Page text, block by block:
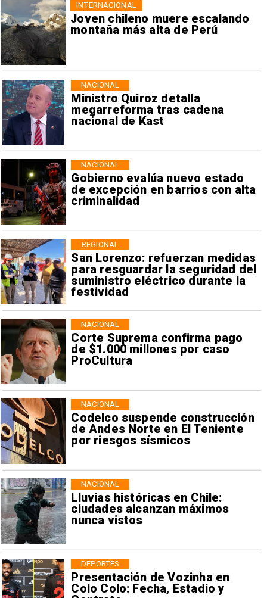
Joven chileno muere escalando
montaña más alta de Perú
INTERNACIONAL
Ministro Quiroz detalla
megarreforma tras cadena
nacional de Kast
NACIONAL
Gobierno evalúa nuevo estado
de excepción en barrios con alta
criminalidad
NACIONAL
San Lorenzo: refuerzan medidas
para resguardar la seguridad del
suministro eléctrico durante la
festividad
REGIONAL
Corte Suprema confirma pago
de $1.000 millones por caso
ProCultura
NACIONAL
Codelco suspende construcción
de Andes Norte en El Teniente
por riesgos sísmicos
NACIONAL
Lluvias históricas en Chile:
ciudades alcanzan máximos
nunca vistos
NACIONAL
Presentación de Vozinha en
Colo Colo: Fecha, Estadio y
DEPORTES